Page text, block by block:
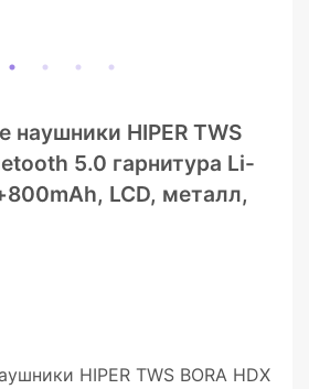
наушники HIPER TWS
5.0 гарнитура Li-
LCD, металл,
HIPER TWS BORA HDX